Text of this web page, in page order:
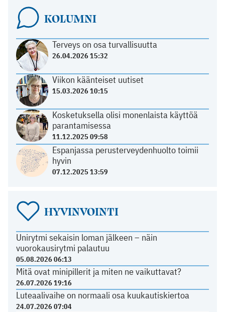
KOLUMNI
Terveys on osa turvallisuutta
26.04.2026 15:32
Viikon käänteiset uutiset
15.03.2026 10:15
Kosketuksella olisi monenlaista käyttöä
parantamisessa
11.12.2025 09:58
Espanjassa perusterveydenhuolto toimii
hyvin
07.12.2025 13:59
HYVINVOINTI
Unirytmi sekaisin loman jälkeen – näin
vuorokausirytmi palautuu
05.08.2026 06:13
Mitä ovat minipillerit ja miten ne vaikuttavat?
26.07.2026 19:16
Luteaalivaihe on normaali osa kuukautiskiertoa
24.07.2026 07:04